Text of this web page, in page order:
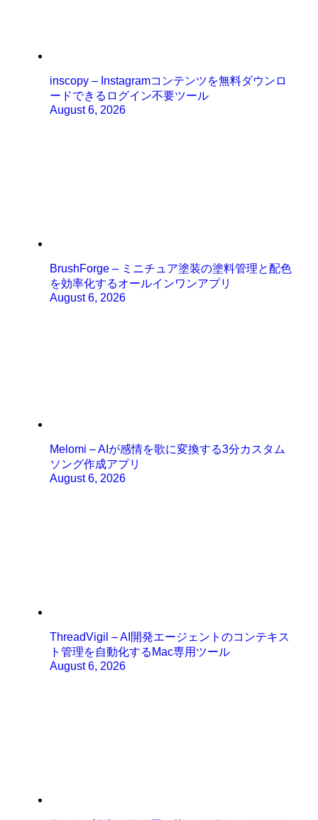
inscopy – Instagramコンテンツを無料ダウンロ
ードできるログイン不要ツール
August 6, 2026
BrushForge – ミニチュア塗装の塗料管理と配色
を効率化するオールインワンアプリ
August 6, 2026
Melomi – AIが感情を歌に変換する3分カスタム
ソング作成アプリ
August 6, 2026
ThreadVigil – AI開発エージェントのコンテキス
ト管理を自動化するMac専用ツール
August 6, 2026